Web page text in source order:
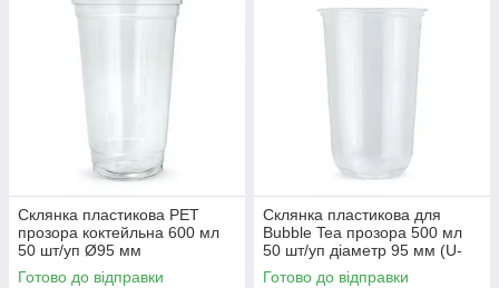
Склянка пластикова PET
прозора коктейльна 600 мл
50 шт/уп Ø95 мм
Готово до відправки
Склянка пластикова для
Bubble Tea прозора 500 мл
50 шт/уп діаметр 95 мм (U-
дно)
Готово до відправки